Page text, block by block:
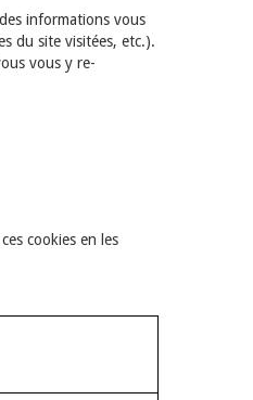
informations vous
du site visitées, etc.).
vous y re-
cookies en les